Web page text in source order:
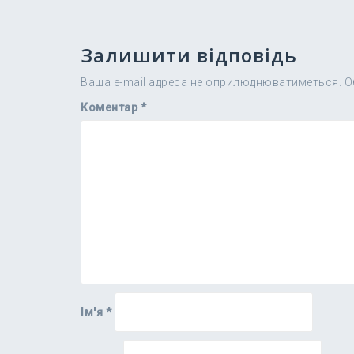
Залишити відповідь
Ваша e-mail адреса не оприлюднюватиметься.
Коментар *
Ім'я *